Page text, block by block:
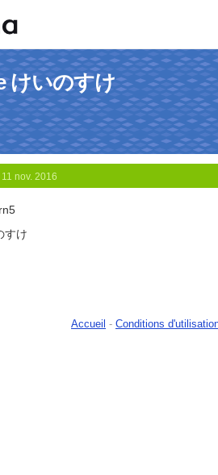
けいのすけ
11 nov. 2016
すけ
Accueil - Conditions